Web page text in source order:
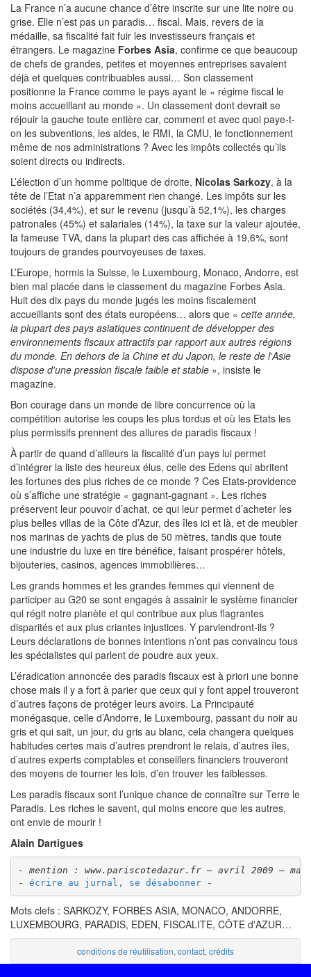
La France n’a aucune chance d’être inscrite sur une lite noire ou
grise. Elle n’est pas un paradis… fiscal. Mais, revers de la
médaille, sa fiscalité fait fuir les investisseurs français et
étrangers. Le magazine Forbes Asia, confirme ce que beaucoup
de chefs de grandes, petites et moyennes entreprises savaient
déjà et quelques contribuables aussi… Son classement
positionne la France comme le pays ayant le « régime fiscal le
moins accueillant au monde ». Un classement dont devrait se
réjouir la gauche toute entière car, comment et avec quoi paye-t-
on les subventions, les aides, le RMI, la CMU, le fonctionnement
même de nos administrations ? Avec les impôts collectés qu’ils
soient directs ou indirects.
L’élection d’un homme politique de droite, Nicolas Sarkozy, à la
tête de l’Etat n’a apparemment rien changé. Les impôts sur les
sociétés (34,4%), et sur le revenu (jusqu’à 52,1%), les charges
patronales (45%) et salariales (14%), la taxe sur la valeur ajoutée,
la fameuse TVA, dans la plupart des cas affichée à 19,6%, sont
toujours de grandes pourvoyeuses de taxes.
L’Europe, hormis la Suisse, le Luxembourg, Monaco, Andorre, est
bien mal placée dans le classement du magazine Forbes Asia.
Huit des dix pays du monde jugés les moins fiscalement
accueillants sont des états européens… alors que « cette année,
la plupart des pays asiatiques continuent de développer des
environnements fiscaux attractifs par rapport aux autres régions
du monde. En dehors de la Chine et du Japon, le reste de l'Asie
dispose d'une pression fiscale faible et stable », insiste le
magazine.
Bon courage dans un monde de libre concurrence où la
compétition autorise les coups les plus tordus et où les Etats les
plus permissifs prennent des allures de paradis fiscaux !
À partir de quand d’ailleurs la fiscalité d’un pays lui permet
d’intégrer la liste des heureux élus, celle des Edens qui abritent
les fortunes des plus riches de ce monde ? Ces Etats-providence
où s’affiche une stratégie « gagnant-gagnant ». Les riches
préservent leur pouvoir d’achat, ce qui leur permet d’acheter les
plus belles villas de la Côte d’Azur, des îles ici et là, et de meubler
nos marinas de yachts de plus de 50 mètres, tandis que toute
une industrie du luxe en tire bénéfice, faisant prospérer hôtels,
bijouteries, casinos, agences immobilières…
Les grands hommes et les grandes femmes qui viennent de
participer au G20 se sont engagés à assainir le système financier
qui régit notre planète et qui contribue aux plus flagrantes
disparités et aux plus criantes injustices. Y parviendront-ils ?
Leurs déclarations de bonnes intentions n’ont pas convaincu tous
les spécialistes qui parlent de poudre aux yeux.
L’éradication annoncée des paradis fiscaux est à priori une bonne
chose mais il y a fort à parier que ceux qui y font appel trouveront
d’autres façons de protéger leurs avoirs. La Principauté
monégasque, celle d’Andorre, le Luxembourg, passant du noir au
gris et qui sait, un jour, du gris au blanc, cela changera quelques
habitudes certes mais d’autres prendront le relais, d’autres îles,
d’autres experts comptables et conseillers financiers trouveront
des moyens de tourner les lois, d’en trouver les faiblesses.
Les paradis fiscaux sont l’unique chance de connaître sur Terre le
Paradis. Les riches le savent, qui moins encore que les autres,
ont envie de mourir !
Alain Dartigues
- mention : www.pariscotedazur.fr – avril 2009 –
- écrire au jurnal, se désabonner -
Mots clefs : SARKOZY, FORBES ASIA, MONACO, ANDORRE,
LUXEMBOURG, PARADIS, EDEN, FISCALITE, CÔTE d'AZUR…
conditions de réutilisation, contact, crédits